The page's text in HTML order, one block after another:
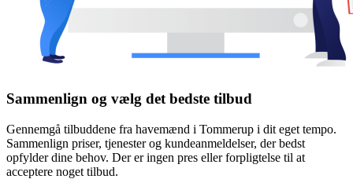
Sammenlign og vælg det bedste tilbud
Gennemgå tilbuddene fra havemænd i Tommerup i dit eget tempo.
Sammenlign priser, tjenester og kundeanmeldelser, der bedst
opfylder dine behov. Der er ingen pres eller forpligtelse til at
acceptere noget tilbud.